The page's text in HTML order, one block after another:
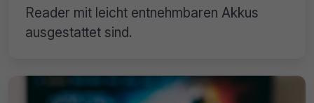
Reader mit leicht entnehmbaren Akkus
ausgestattet sind.